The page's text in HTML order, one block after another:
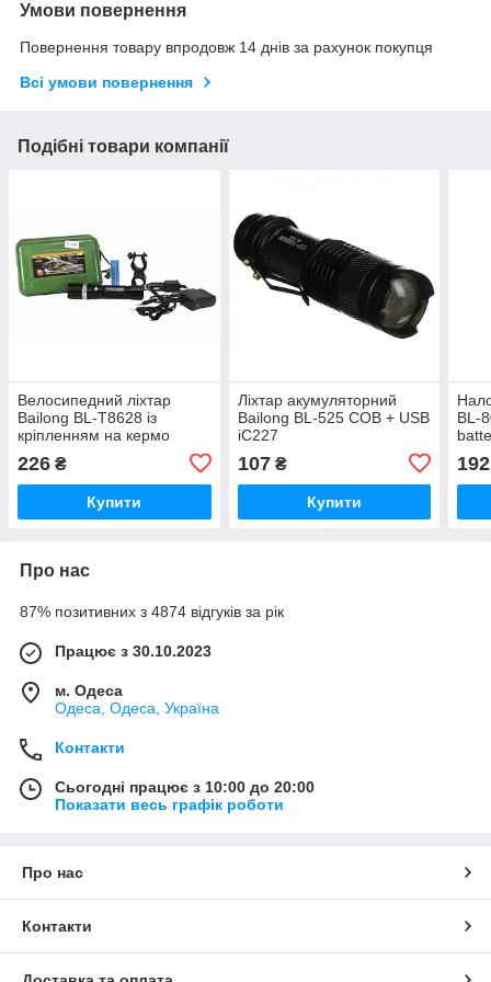
Умови повернення
Повернення товару впродовж 14 днів за рахунок покупця
Всі умови повернення
Подібні товари компанії
Велосипедний ліхтар
Bailong BL-T8628 із
кріпленням на кермо
226 ₴
Купити
Ліхтар акумуляторний
Bailong BL-525 COB + USB
iC227
107₴
Купити
BL-
192
Про нас
87% позитивних з 4874 відгуків за рік
Працює з 30.10.2023
м. Одеса
Одеса, Одеса, Україна
Контакти
Сьогодні працює з 10:00 до 20:00
Показати весь графік роботи
Про нас
Контакти